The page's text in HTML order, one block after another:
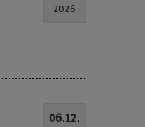
2026
06.12.